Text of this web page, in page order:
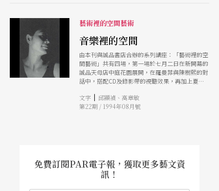
藝術裡的空間藝術
音樂裡的空間
由本刊與誠品書店合辦的系列講座：「藝術裡的空
間藝術」共有四場，第一場於七月二日在新開幕的
誠品天母店中庭花園展開，在羅曼菲與陳樹熙的對
話中，搭配CD及錄影帶的視聽效果，再加上夏夜
著濃濃的浪漫情趣。
文字 | 邱顯禎、高章敏
第22期 / 1994年08月號
免費訂閱PAR電子報，獲取更多藝文資
訊！